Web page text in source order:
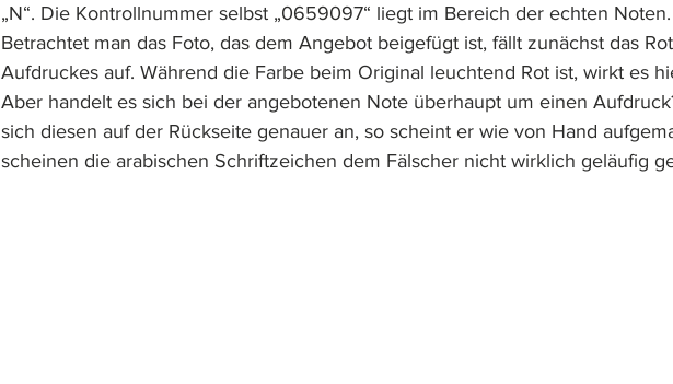
„N“. Die Kontrollnummer selbst „0659097“ liegt im Bereich der echten Noten.
Betrachtet man das Foto, das dem Angebot beigefügt ist, fällt zunächst das
Aufdruckes auf. Während die Farbe beim Original leuchtend Rot ist, wirkt es
Aber handelt es sich bei der angebotenen Note überhaupt um einen
sich diesen auf der Rückseite genauer an, so scheint er wie von Hand
scheinen die arabischen Schriftzeichen dem Fälscher nicht wirklich geläufig